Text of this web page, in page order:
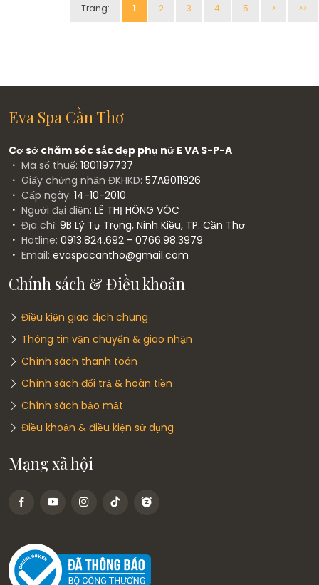
Trang: 1 2 3 4 5 > >>
Eva Spa Cần Thơ
Cơ sở chăm sóc sắc đẹp phụ nữ E VA S-P-A
Mã số thuế: 1801197737
Giấy chứng nhận ĐKHKD: 57A8011926
Cấp ngày: 14-10-2010
Người đại diện: LÊ THỊ HỒNG VÓC
Địa chỉ: 9B Lý Tự Trọng, Ninh Kiều, TP. Cần Thơ
Hotline: 0913.824.692 - 0766.98.3979
Email: evaspacantho@gmail.com
Chính sách & Điều khoản
Điều kiện giao dịch chung
Thông tin vận chuyển & giao nhận
Chính sách thanh toán
Chính sách đổi trả & hoàn tiền
Chính sách bảo mật
Điều khoản & điều kiện sử dụng
Mạng xã hội